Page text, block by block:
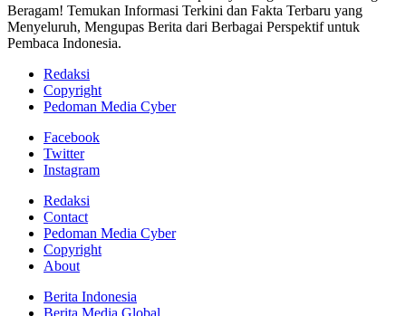
Beragam! Temukan Informasi Terkini dan Fakta Terbaru yang
Menyeluruh, Mengupas Berita dari Berbagai Perspektif untuk
Pembaca Indonesia.
Redaksi
Copyright
Pedoman Media Cyber
Facebook
Twitter
Instagram
Redaksi
Contact
Pedoman Media Cyber
Copyright
About
Berita Indonesia
Berita Media Global